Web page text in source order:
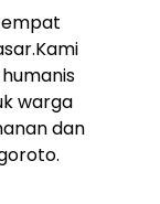
warga
dan